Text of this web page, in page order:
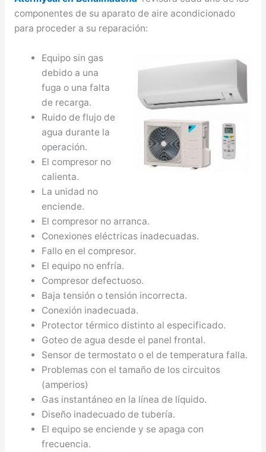
componentes de su aparato de aire acondicionado
para proceder a su reparación:
Equipo sin gas
debido a una
fuga o una falta
de recarga.
Ruido de flujo de
agua durante la
operación.
El compresor no
calienta.
La unidad no
enciende.
El compresor no arranca.
Conexiones eléctricas inadecuadas.
Fallo en el compresor.
El equipo no enfría.
Compresor defectuoso.
Baja tensión o tensión incorrecta.
Conexión inadecuada.
Protector térmico distinto al especificado.
Goteo de agua desde el panel frontal.
Sensor de termostato o el de temperatura falla.
Problemas con el tamaño de los circuitos
(amperios)
Gas instantáneo en la línea de líquido.
Diseño inadecuado de tubería.
El equipo se enciende y se apaga con
frecuencia.